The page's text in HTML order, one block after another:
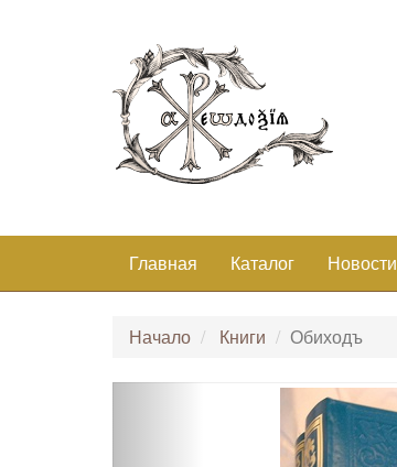
Главная Каталог Новости
Начало Книги Обиходъ